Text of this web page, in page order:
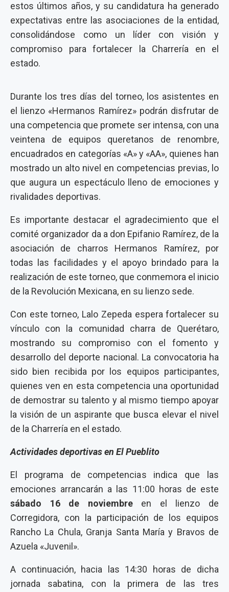
estos últimos años, y su candidatura ha generado
expectativas entre las asociaciones de la entidad,
consolidándose como un líder con visión y
compromiso para fortalecer la Charrería en el
estado.
Durante los tres días del torneo, los asistentes en
el lienzo «Hermanos Ramírez» podrán disfrutar de
una competencia que promete ser intensa, con una
veintena de equipos queretanos de renombre,
encuadrados en categorías «A» y «AA», quienes han
mostrado un alto nivel en competencias previas, lo
que augura un espectáculo lleno de emociones y
rivalidades deportivas.
Es importante destacar el agradecimiento que el
comité organizador da a don Epifanio Ramírez, de la
asociación de charros Hermanos Ramírez, por
todas las facilidades y el apoyo brindado para la
realización de este torneo, que conmemora el inicio
de la Revolución Mexicana, en su lienzo sede.
Con este torneo, Lalo Zepeda espera fortalecer su
vínculo con la comunidad charra de Querétaro,
mostrando su compromiso con el fomento y
desarrollo del deporte nacional. La convocatoria ha
sido bien recibida por los equipos participantes,
quienes ven en esta competencia una oportunidad
de demostrar su talento y al mismo tiempo apoyar
la visión de un aspirante que busca elevar el nivel
de la Charrería en el estado.
Actividades deportivas en El Pueblito
El programa de competencias indica que las
emociones arrancarán a las 11:00 horas de este
sábado 16 de noviembreen el lienzo de
Corregidora, con la participación de los equipos
Rancho La Chula, Granja Santa María y Bravos de
Azuela «Juvenil».
A continuación, hacia las 14:30 horas de dicha
jornada sabatina, con la primera de las tres